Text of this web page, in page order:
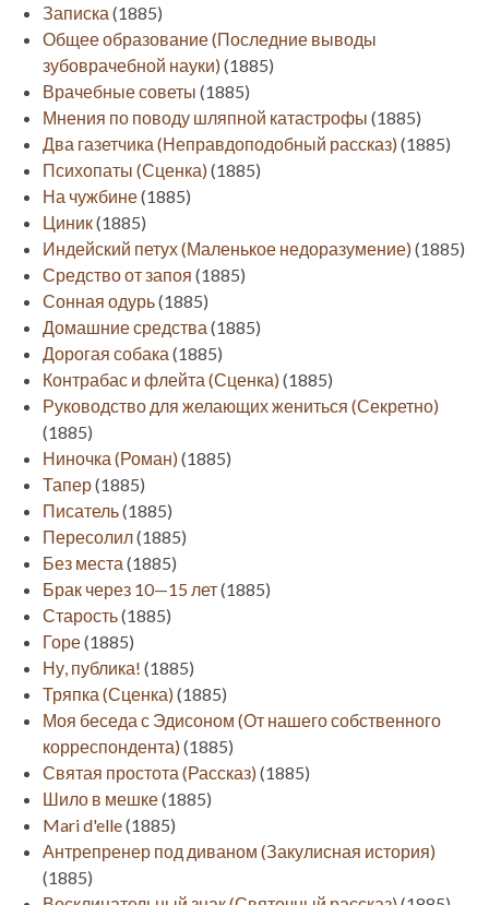
Записка (1885)
Общее образование (Последние выводы
зубоврачебной науки)(1885)
Врачебные советы (1885)
Мнения по поводу шляпной катастрофы (1885)
Два газетчика (Неправдоподобный рассказ)(1885)
Психопаты (Сценка)(1885)
На чужбине(1885)
Циник(1885)
Индейский петух (Маленькое недоразумение)(1885)
Средство от запоя (1885)
Сонная одурь(1885)
Домашние средства (1885)
Дорогая собака (1885)
Контрабас и флейта (Сценка)(1885)
Руководство для желающих жениться (Секретно)
(1885)
Ниночка (Роман)(1885)
Тапер(1885)
Писатель(1885)
Пересолил(1885)
Без места (1885)
Брак через 10—15 лет(1885)
Старость(1885)
Горе(1885)
Ну, публика! (1885)
Тряпка (Сценка)(1885)
Моя беседа с Эдисоном (От нашего собственного
корреспондента)(1885)
Святая простота (Рассказ)(1885)
Шило в мешке(1885)
Mari d'elle(1885)
Антрепренер под диваном (Закулисная история)
(1885)